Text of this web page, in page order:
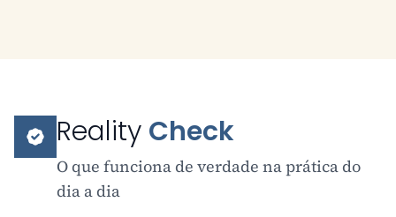
Reality Check
O que funciona de verdade na prática do
dia a dia